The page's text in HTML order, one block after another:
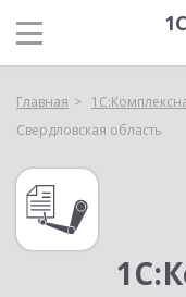
Главная
Свердловская область